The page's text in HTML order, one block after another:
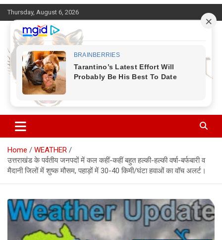
Skip
to
content
Thursday, August 6, 2026
Corbett Halchal (कॉर्बेट हलचल)
Home
WEATHER
उत्तराखंड के पर्वतीय जनपदों में कल कहीं-कहीं बहुत हल्की-हल्की वर्षा-बर्फबारी व
मैदानी जिलों में शुष्क मौसम, पहाड़ों में 30-40 किमी/घंटा हवाओं का वॉच अलर्ट।